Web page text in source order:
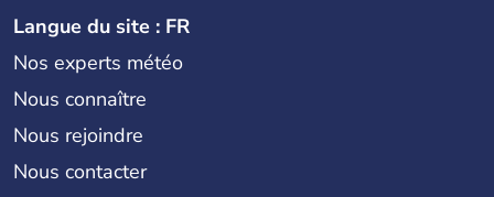
Langue du site : FR
Nos experts météo
Nous connaître
Nous rejoindre
Nous contacter